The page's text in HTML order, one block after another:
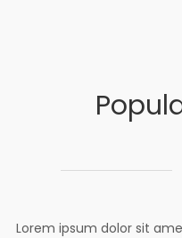
Lorem ipsum dolor sit